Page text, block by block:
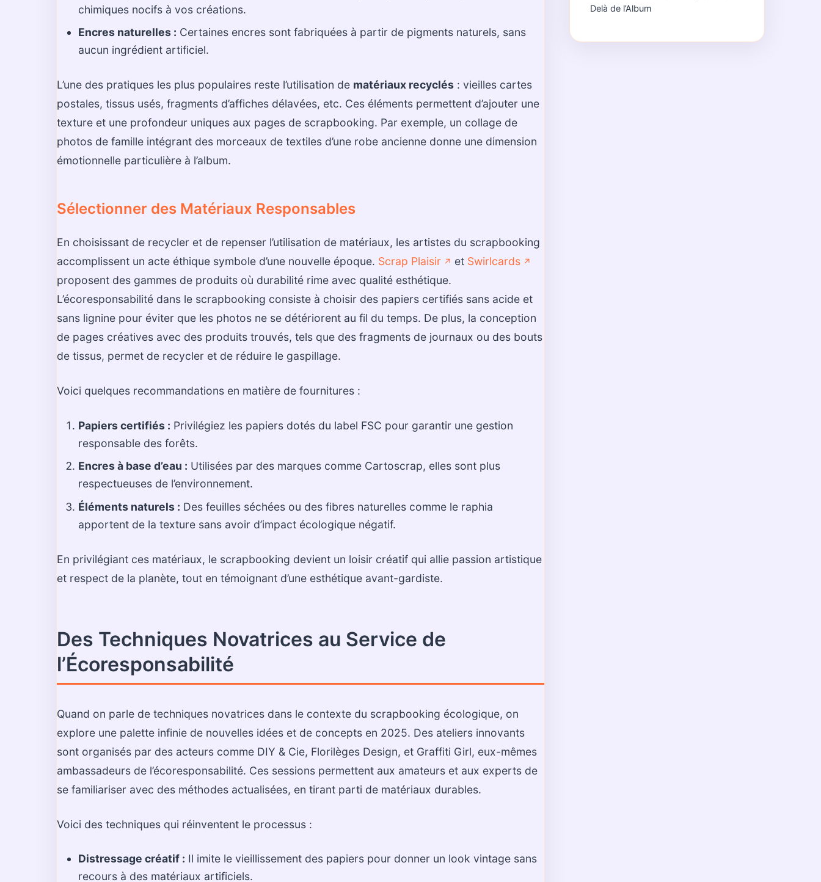
chimiques nocifs à vos créations.
Encres naturelles : Certaines encres sont fabriquées à partir de pigments naturels, sans
aucun ingrédient artificiel.
L’une des pratiques les plus populaires reste l’utilisation de matériaux recyclés : vieilles cartes
postales, tissus usés, fragments d’affiches délavées, etc. Ces éléments permettent d’ajouter une
texture et une profondeur uniques aux pages de scrapbooking. Par exemple, un collage de
photos de famille intégrant des morceaux de textiles d’une robe ancienne donne une dimension
émotionnelle particulière à l’album.
Sélectionner des Matériaux Responsables
En choisissant de recycler et de repenser l’utilisation de matériaux, les artistes du scrapbooking
accomplissent un acte éthique symbole d’une nouvelle époque. Scrap Plaisir ↗️ et Swirlcards ↗️
proposent des gammes de produits où durabilité rime avec qualité esthétique.
L’écoresponsabilité dans le scrapbooking consiste à choisir des papiers certifiés sans acide et
sans lignine pour éviter que les photos ne se détériorent au fil du temps. De plus, la conception
de pages créatives avec des produits trouvés, tels que des fragments de journaux ou des bouts
de tissus, permet de recycler et de réduire le gaspillage.
Voici quelques recommandations en matière de fournitures :
Papiers certifiés : Privilégiez les papiers dotés du label FSC pour garantir une gestion
responsable des forêts.
Encres à base d’eau : Utilisées par des marques comme Cartoscrap, elles sont plus
respectueuses de l’environnement.
Éléments naturels : Des feuilles séchées ou des fibres naturelles comme le raphia
apportent de la texture sans avoir d’impact écologique négatif.
En privilégiant ces matériaux, le scrapbooking devient un loisir créatif qui allie passion artistique
et respect de la planète, tout en témoignant d’une esthétique avant-gardiste.
Des Techniques Novatrices au Service de
l’Écoresponsabilité
Quand on parle de techniques novatrices dans le contexte du scrapbooking écologique, on
explore une palette infinie de nouvelles idées et de concepts en 2025. Des ateliers innovants
sont organisés par des acteurs comme DIY & Cie, Florilèges Design, et Graffiti Girl, eux-mêmes
ambassadeurs de l’écoresponsabilité. Ces sessions permettent aux amateurs et aux experts de
se familiariser avec des méthodes actualisées, en tirant parti de matériaux durables.
Voici des techniques qui réinventent le processus :
Distressage créatif : Il imite le vieillissement des papiers pour donner un look vintage sans
recours à des matériaux artificiels.
Delà de l’Album